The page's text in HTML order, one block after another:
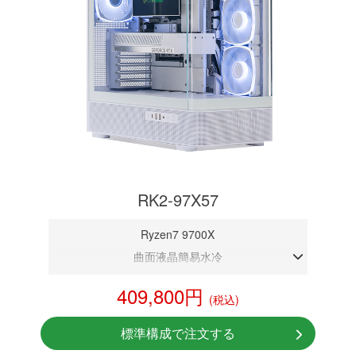
RK2-97X57
Ryzen7 9700X
曲面液晶簡易水冷
RTX 5070 12GB
NVMeSSD 1TB
無線LAN Bluetooth対応
409,800円 (税込)
標準構成で注文する